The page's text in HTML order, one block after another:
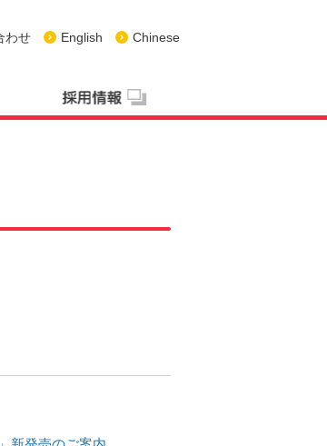
わせ English Chinese